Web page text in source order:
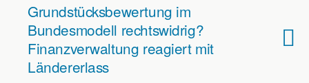
Grundstücksbewertung im
Bundesmodell rechtswidrig?
Finanzverwaltung reagiert mit
Ländererlass